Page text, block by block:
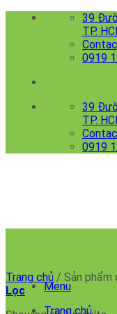
39
TP.
0919
39
TP.
0919
Menu
Trang chủ
Trang chủ / Sản phẩm
Lọc